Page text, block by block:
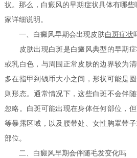
状。那么，白癜风的早期症状具体有哪些
家详细说明。
一、白癜风早期会出现皮肤白斑症状
皮肤出现白斑是白癜风典型的早期症
或乳白色，与周围正常皮肤的边界较为
多在指甲到钱币大小之间，形状可能是
则形态。通常情况下，这些白斑不会伴
忽略。白斑可能出现在身体任何部位，
等暴露区域，以及腰带处、女性胸罩带
部位。
二、白癜风早期会伴随毛发变化吗